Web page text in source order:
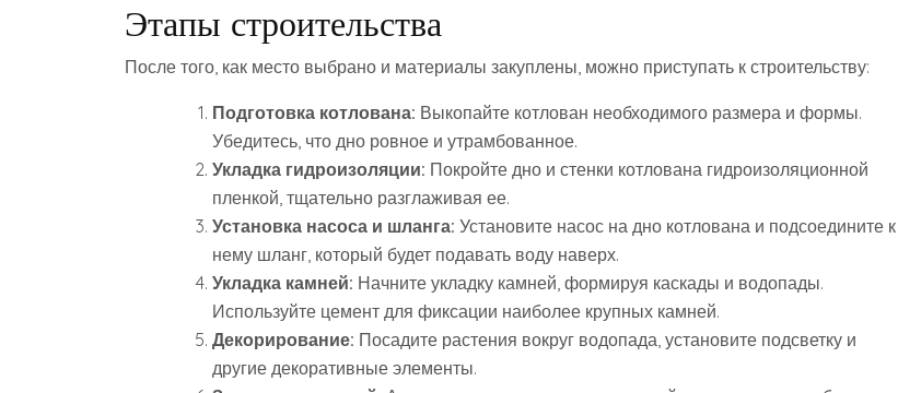
Этапы строительства
После того, как место выбрано и материалы закуплены, можно приступать к строительству:
Подготовка котлована: Выкопайте котлован необходимого размера и формы.
Убедитесь, что дно ровное и утрамбованное.
Укладка гидроизоляции: Покройте дно и стенки котлована гидроизоляционной
пленкой, тщательно разглаживая ее.
Установка насоса и шланга: Установите насос на дно котлована и подсоедините к
нему шланг, который будет подавать воду наверх.
Укладка камней: Начните укладку камней, формируя каскады и водопады.
Используйте цемент для фиксации наиболее крупных камней.
Декорирование: Посадите растения вокруг водопада, установите подсветку и
другие декоративные элементы.